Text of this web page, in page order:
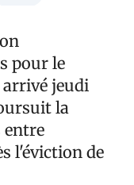
pour le
arrivé jeudi
la
entre
l'éviction de